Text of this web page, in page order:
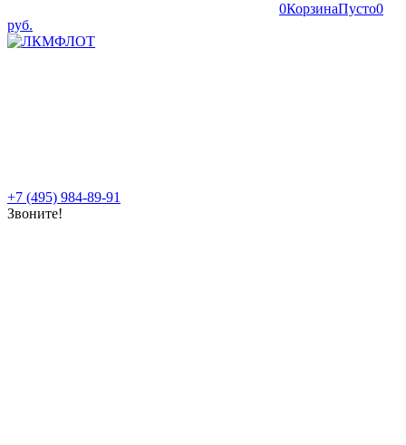
0КорзинаПусто0
руб.
+7 (495) 984-89-91
Звоните!